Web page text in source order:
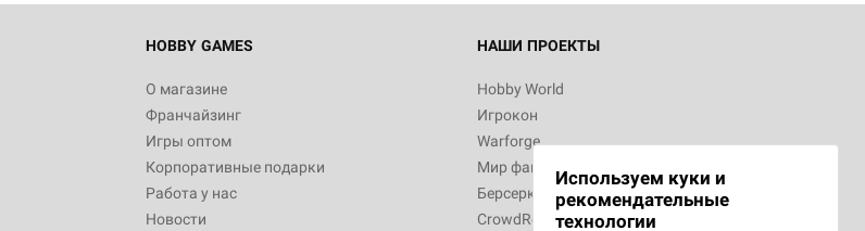
HOBBY GAMES
О магазине
Франчайзинг
Игры оптом
Корпоративные подарки
Работа у нас
Новости
НАШИ ПРОЕКТЫ
Hobby World
Игрокон
Warforge
Мир фантастики
Берсерк
CrowdRepublic
Используем куки и
рекомендательные
технологии
Белая смерть
12 990
Настольная игра Hobby World Берсерк.
3 490